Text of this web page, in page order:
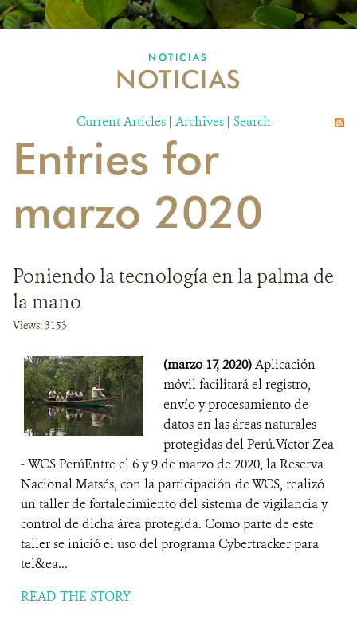
MECANISMO DE ATENCIÓN DE QUEJAS Y RECLAMOS
DONA
NOTICIAS
NOTICIAS
Current Articles | Archives | Search
Entries for
marzo 2020
Poniendo la tecnología en la palma de
la mano
Views: 3153
(marzo 17, 2020)Aplicación
móvil facilitará el registro,
envío y procesamiento de
datos en las áreas naturales
protegidas del Perú.Víctor Zea
- WCS PerúEntre el 6 y 9 de marzo de 2020, la Reserva
Nacional Matsés, con la participación de WCS, realizó
un taller de fortalecimiento del sistema de vigilancia y
control de dicha área protegida. Como parte de este
taller se inició el uso del programa Cybertracker para
tel&ea...
READ THE STORY